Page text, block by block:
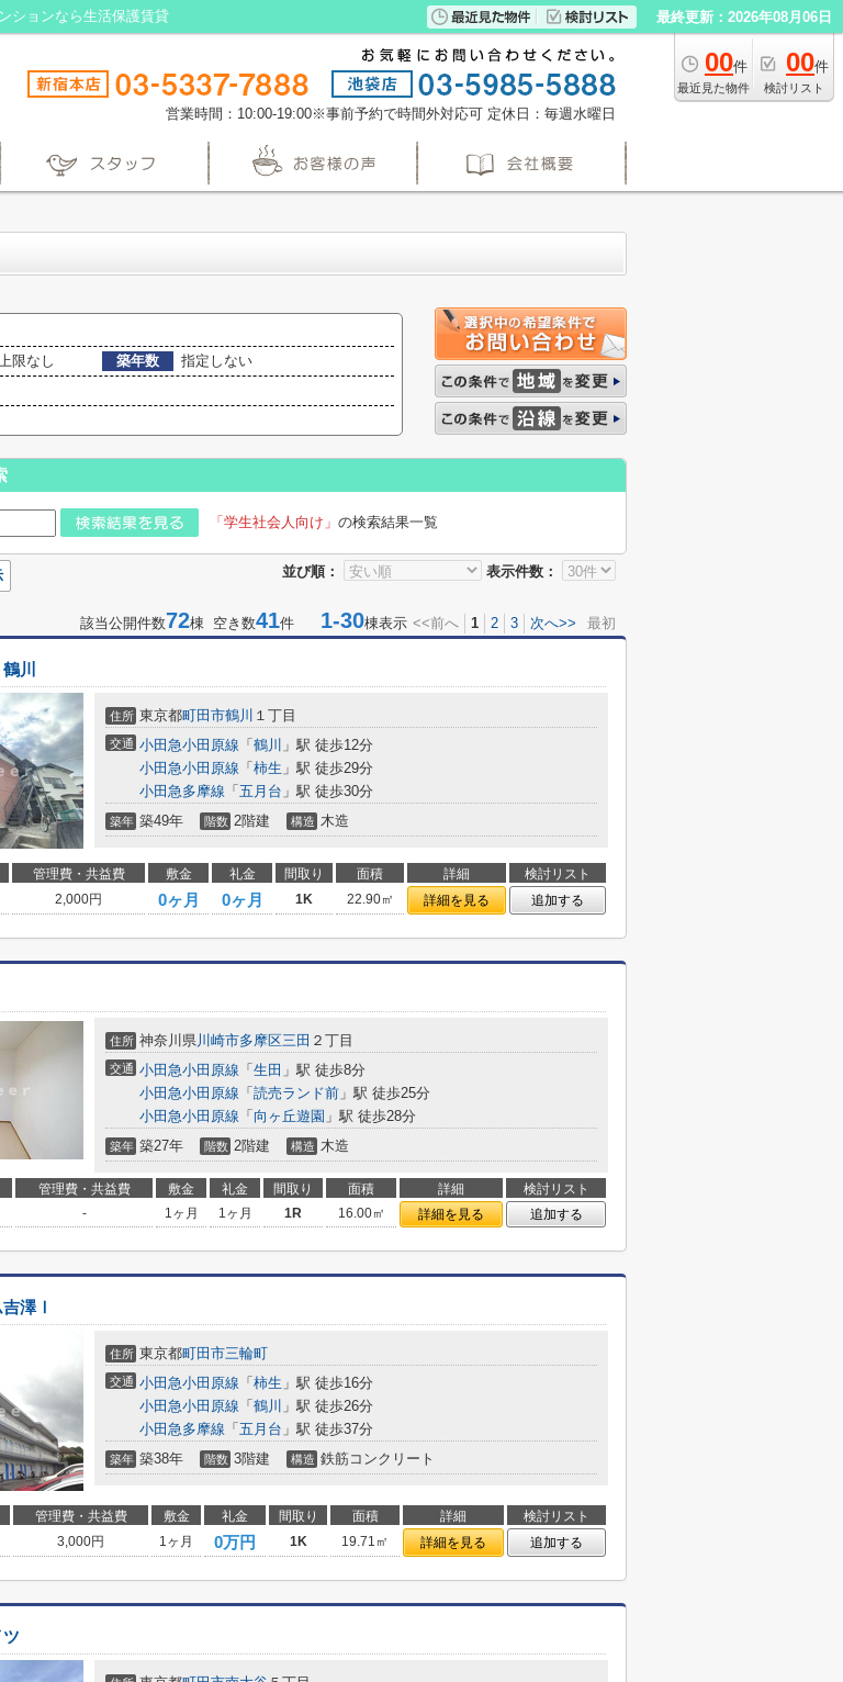
ションなら生活保護賃貸 最終更新：2026年08月06日
00件
最近見た物件
00件
検討リスト
営業時間：10:00-19:00※事前予約で時間外対応可 定休日：毎週水曜日
限なし 築年数
指定しない
「学生社会人向け」 の検索結果一覧
並び順： 表示件数：
該当公開件数72棟 空き数41件 1-30棟表示 <<前へ 1 2 3 次へ>> 最初
川
住所 東京都町田市鶴川 １丁目
交通 小田急小田原線 「 鶴川 」駅 徒歩12分
小田急小田原線 「 柿生 」駅 徒歩29分
小田急多摩線 「 五月台 」駅 徒歩30分
築年 築49年 階数 2階建 構造 木造
管理費・共益費 敷金 礼金 間取り 面積 詳細
検討リスト
2,000円 0ヶ月 0ヶ月 1K 22.90㎡ 詳細を見る 追加する
住所 神奈川県川崎市多摩区三田 ２丁目
交通 小田急小田原線 「 生田 」駅 徒歩8分
小田急小田原線 「 読売ランド前 」駅 徒歩25分
小田急小田原線 「 向ヶ丘遊園 」駅 徒歩28分
築年 築27年 階数 2階建 構造 木造
管理費・共益費 敷金 礼金 間取り 面積 詳細
検討リスト
- 1ヶ月 1ヶ月 1R 16.00㎡ 詳細を見る 追加する
澤Ⅰ
住所 東京都町田市三輪町
交通 小田急小田原線 「 柿生 」駅 徒歩16分
小田急小田原線 「 鶴川 」駅 徒歩26分
小田急多摩線 「 五月台 」駅 徒歩37分
築年 築38年 階数 3階建 構造 鉄筋コンクリート
管理費・共益費 敷金 礼金 間取り 面積 詳細
検討リスト
3,000円 1ヶ月 0万円 1K 19.71㎡ 詳細を見る 追加する